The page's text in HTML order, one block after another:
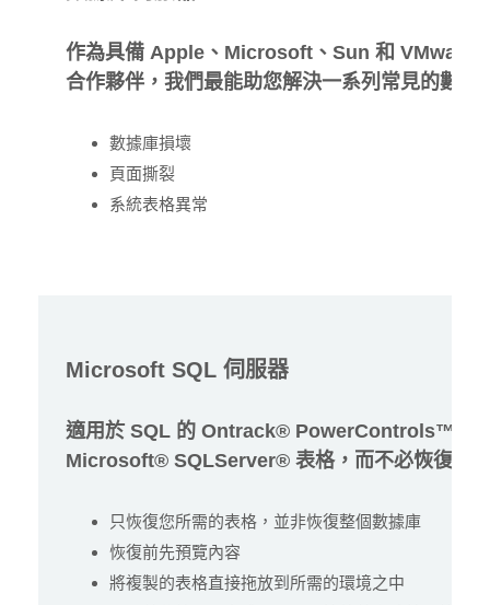
作為具備 Apple、Microsoft、Sun 和 VMware
合作夥伴，我們最能助您解決一系列常見的數據
數據庫損壞
頁面撕裂
系統表格異常
Microsoft SQL 伺服器
適用於 SQL 的 Ontrack® PowerControls™ 可
Microsoft® SQLServer® 表格，而不必恢復整
只恢復您所需的表格，並非恢復整個數據庫
恢復前先預覽內容
將複製的表格直接拖放到所需的環境之中